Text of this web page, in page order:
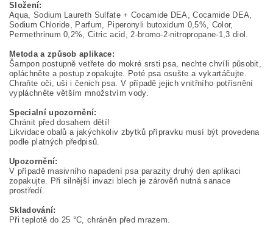
Složení:
Aqua, Sodium Laureth Sulfate + Cocamide DEA, Cocamide DEA,
Sodium Chloride, Parfum, Piperonyli butoxidum 0,5%, Color,
Permethrinum 0,2%, Citric acid, 2-bromo-2-nitropropane-1,3 diol.
Metoda a způsob aplikace:
Šampon postupně vetřete do mokré srsti psa, nechte chvíli působit,
opláchněte a postup zopakujte. Poté psa osušte a vykartáčujte.
Chraňte oči, uši i čenich psa. V případě jejich vnitřního potřísnění
vypláchněte větším množstvím vody.
Specialní upozornění:
Chránit před dosahem dětí!
Likvidace obalů a jakýchkoliv zbytků přípravku musí být provedena
podle platných předpisů.
Upozornění:
V případě masivního napadení psa parazity druhý den aplikaci
zopakujte. Při silnější invazi blech je zárověň nutná sanace
prostředí.
Skladování:
Při teplotě do 25 °C, chráněn před mrazem.